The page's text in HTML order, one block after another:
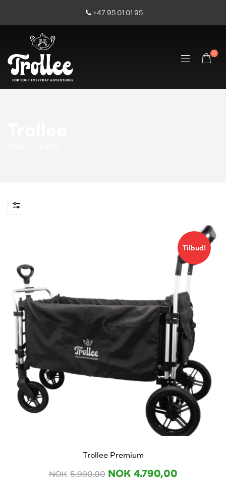
+47 95 01 01 95
0
Tilbud!
Trollee Premium
NOK 5.990,00 NOK 4.790,00